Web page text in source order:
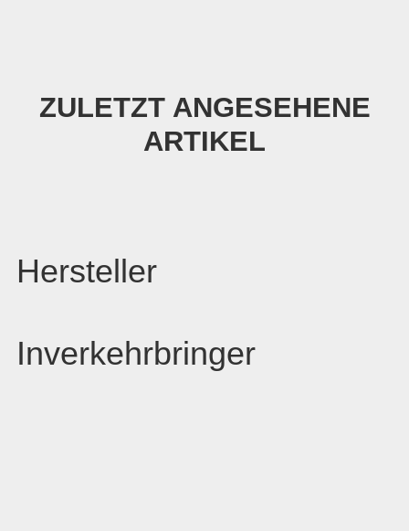
ZULETZT ANGESEHENE
ARTIKEL
Hersteller
Inverkehrbringer